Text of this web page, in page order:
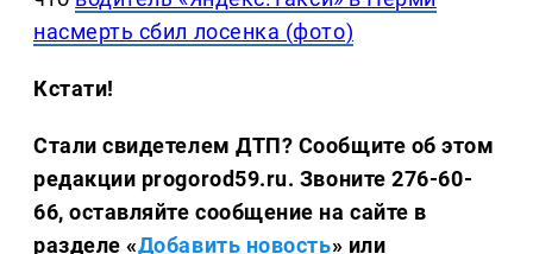
насмерть сбил лосенка (фото)
Кстати!
Стали свидетелем ДТП? Сообщите об этом
редакции progorod59.ru. Звоните 276-60-
66, оставляйте сообщение на сайте в
разделе «Добавить новость» или